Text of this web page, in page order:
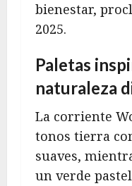
bienestar,
2025.
Paletas
naturaleza
La corriente
tonos tierra
suaves,
un verde